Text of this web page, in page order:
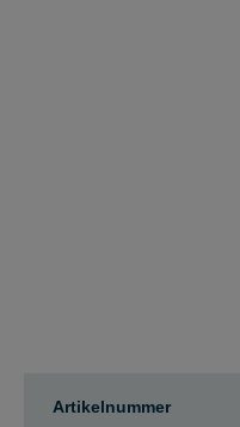
Artikelnummer